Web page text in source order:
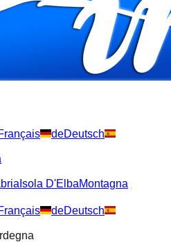
deDeutsch
Isola D'ElbaMontagna
deDeutsch